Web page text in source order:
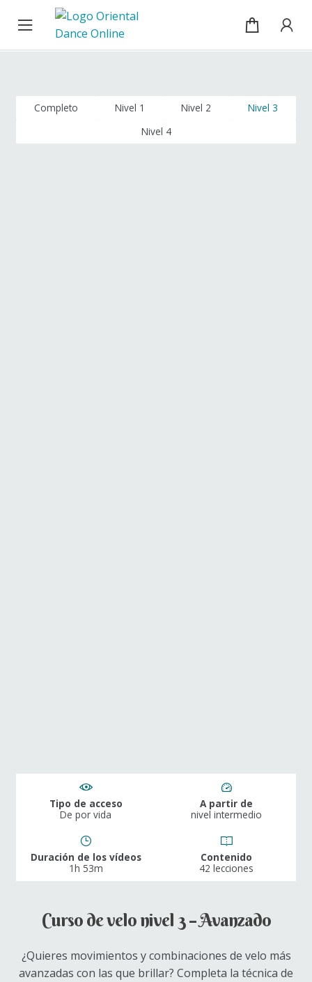
a
al
contenido
Blog
Sobre mí
Completo Nivel 1 Nivel 2
Nivel 3
Nivel 4
Tipo de acceso
De por vida
A partir de
nivel intermedio
Duración de los vídeos
1h 53m
Contenido
42 lecciones
Curso de velo nivel 3 – Avanzado
¿Quieres movimientos y combinaciones de velo más
avanzadas con las que brillar? Completa la técnica de